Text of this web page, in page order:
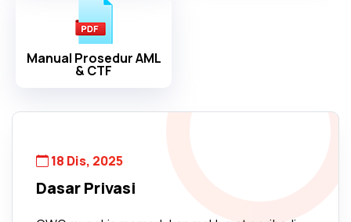
Manual Prosedur AML
& CTF
18 Dis, 2025
Dasar Privasi